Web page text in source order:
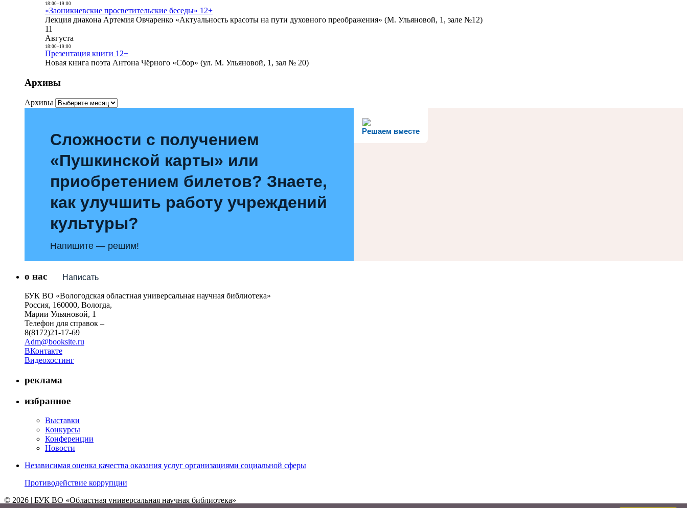
18:00- 19:00
«Заоникиевские просветительские беседы» 12+
Лекция диакона Артемия Овчаренко «Актуальность красоты на пути духовного преображения» (М. Ульяновой, 1, зале №12)
11
Августа
18:00- 19:00
Презентация книги 12+
Новая книга поэта Антона Чёрного «Сбор» (ул. М. Ульяновой, 1, зал № 20)
Архивы
Архивы
Решаем вместе
Сложности с получением
«Пушкинской карты» или
приобретением билетов? Знаете,
как улучшить работу учреждений
культуры?
Напишите — решим!
Написать
о нас
БУК ВО «Вологодская областная универсальная научная библиотека»
Россия, 160000, Вологда,
Марии Ульяновой, 1
Телефон для справок –
8(8172)21-17-69
Adm@booksite.ru
ВКонтакте
Видеохостинг
реклама
избранное
Выставки
Конкурсы
Конференции
Новости
Независимая оценка качества оказания услуг организациями социальной сферы
Противодействие коррупции
© 2026 | БУК ВО «Областная универсальная научная библиотека»